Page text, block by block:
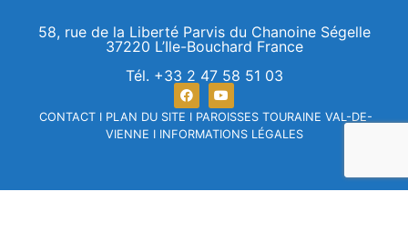
58, rue de la Liberté Parvis du Chanoine Ségelle
37220 L’Ile-Bouchard France
Tél. +33 2 47 58 51 03
CONTACT I PLAN DU SITE I PAROISSES TOURAINE VAL-DE-
VIENNE I INFORMATIONS LÉGALES